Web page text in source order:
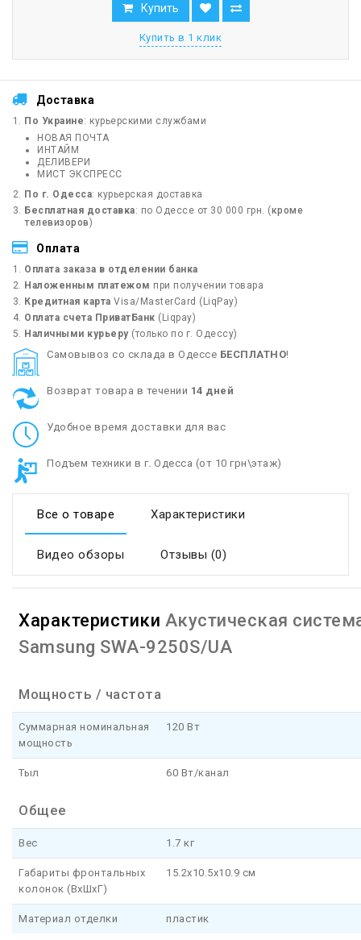
Купить
Купить в 1 клик
Доставка
По Украине: курьерскими службами
НОВАЯ ПОЧТА
ИНТАЙМ
ДЕЛИВЕРИ
МИСТ ЭКСПРЕСС
По г. Одесса: курьерская доставка
Бесплатная доставка: по Одессе от 30 000 грн. (кроме
телевизоров)
Оплата
Оплата заказа в отделении банка
Наложенным платежом при получении товара
Кредитная карта Visa/MasterCard (LiqPay)
Оплата счета ПриватБанк (Liqpay)
Наличными курьеру(только по г. Одессу)
Cамовывоз со склада в Одессе БЕСПЛАТНО!
Возврат товара в течении 14 дней
Удобное время доставки для вас
Подъем техники в г. Одесса (от 10 грн\этаж)
Все о товаре Характеристики
Видео обзоры Отзывы (0)
Характеристики Акустическая
Samsung SWA-9250S/UA
Мощность / частота
Суммарная номинальная
мощность
120 Вт
Тыл 60 Вт/канал
Общее
Вес 1.7 кг
Габариты фронтальных
колонок (ВхШхГ)
15.2x10.5x10.9 см
Материал отделки пластик